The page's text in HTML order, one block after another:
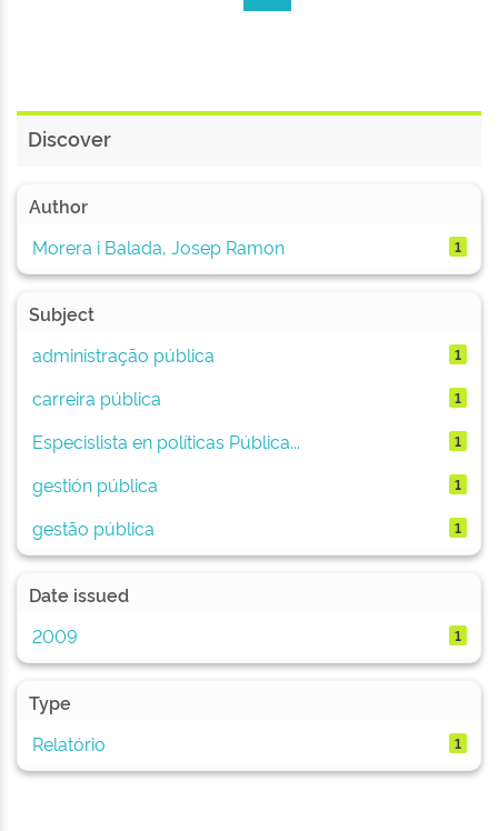
Discover
Author
Morera i Balada, Josep Ramon
1
Subject
administração pública
1
carreira pública 1
Especislista en políticas Pública... 1
gestión pública 1
gestão pública 1
Date issued
2009
1
Type
Relatório
1